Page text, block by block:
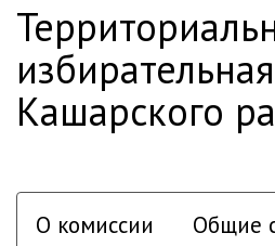
Кашарского
О комиссии Общие